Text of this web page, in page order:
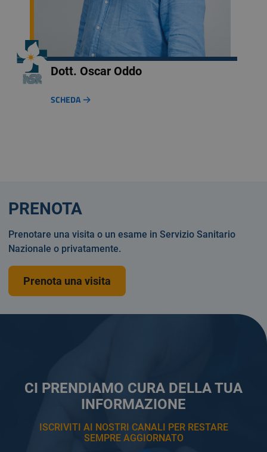
Dott. Oscar Oddo
SCHEDA
CI PRENDIAMO CURA DELLA TUA
INFORMAZIONE
ISCRIVITI AI NOSTRI CANALI PER RESTARE
SEMPRE AGGIORNATO
PRENOTA
Prenotare una visita o un esame in Servizio Sanitario
Nazionale o privatamente.
Prenota una visita